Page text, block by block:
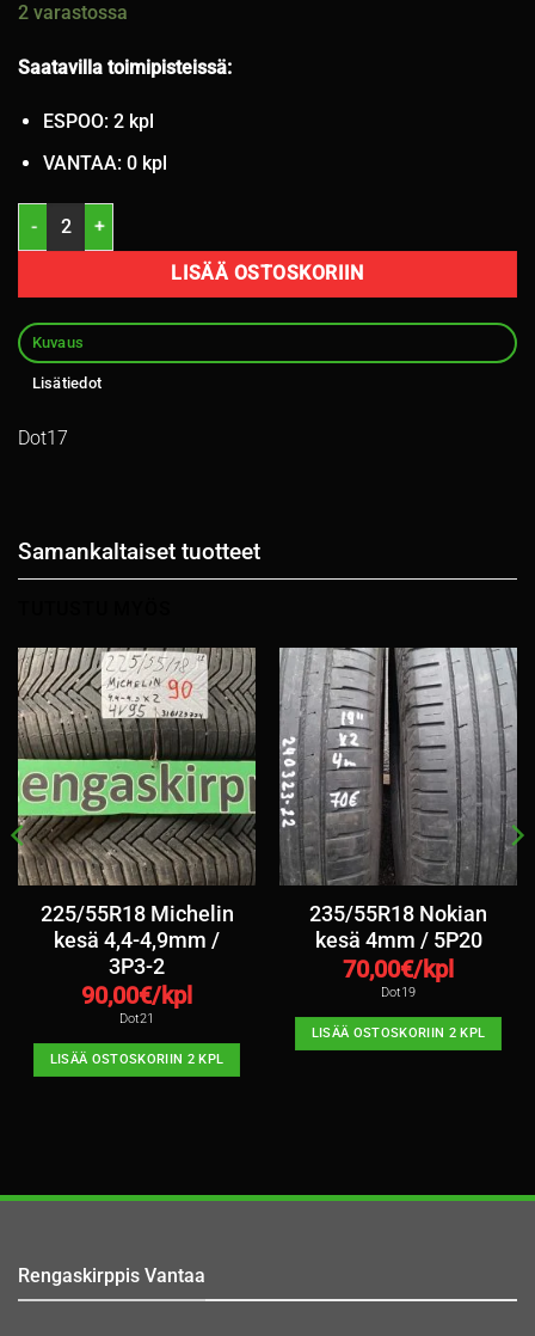
2 varastossa
Saatavilla toimipisteissä:
ESPOO: 2 kpl
VANTAA: 0 kpl
235/55R19 Nokian 105W kesä 4mm / 6-34 määrä
LISÄÄ OSTOSKORIIN
Kuvaus
Lisätiedot
Dot17
Samankaltaiset tuotteet
225/55R18 Michelin
kesä 4,4-4,9mm /
3P3-2
90,00€/kpl
Dot21
LISÄÄ OSTOSKORIIN 2 KPL
235/55R18 Nokian
kesä 4mm / 5P20
70,00€/kpl
Dot19
LISÄÄ OSTOSKORIIN 2 KPL
Rengaskirppis Vantaa